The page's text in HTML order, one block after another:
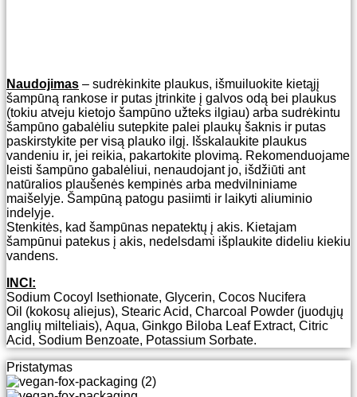
Naudojimas – sudrėkinkite plaukus, išmuiluokite kietąjį
šampūną rankose ir putas įtrinkite į galvos odą bei plaukus
(tokiu atveju kietojo šampūno užteks ilgiau) arba sudrėkintu
šampūno gabalėliu sutepkite palei plaukų šaknis ir putas
paskirstykite per visą plauko ilgį. Išskalaukite plaukus
vandeniu ir, jei reikia, pakartokite plovimą. Rekomenduojame
leisti šampūno gabalėliui, nenaudojant jo, išdžiūti ant
natūralios plaušenės kempinės arba medvilniniame
maišelyje. Šampūną patogu pasiimti ir laikyti aliuminio
indelyje.
Stenkitės, kad šampūnas nepatektų į akis. Kietajam
šampūnui patekus į akis, nedelsdami išplaukite dideliu kiekiu
vandens.
INCI:
Sodium Cocoyl Isethionate, Glycerin, Cocos Nucifera
Oil (kokosų aliejus), Stearic Acid, Charcoal Powder (juodųjų
anglių milteliais), Aqua, Ginkgo Biloba Leaf Extract, Citric
Acid, Sodium Benzoate, Potassium Sorbate.
Pristatymas